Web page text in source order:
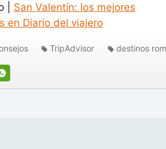
| San Valentín: los mejores
en Diario del viajero
TripAdvisor destinos